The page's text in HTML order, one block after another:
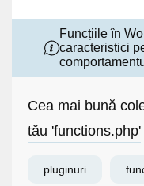
Funcțiile în
caracteristici
Cea mai bună
tău 'functions.php'
pluginuri